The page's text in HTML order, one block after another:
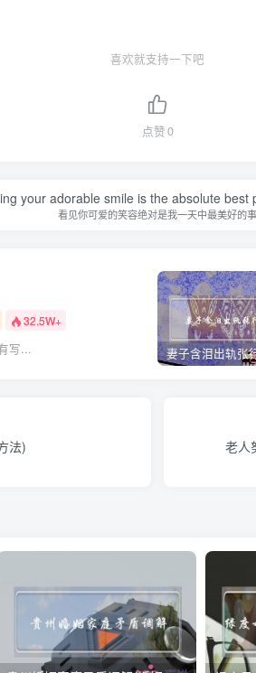
喜欢就支持一下吧
点赞0
your adorable smile is the absolute best
看见你可爱的笑容绝对是我一天中最美好的事
32.5W+
写...
法)
老人